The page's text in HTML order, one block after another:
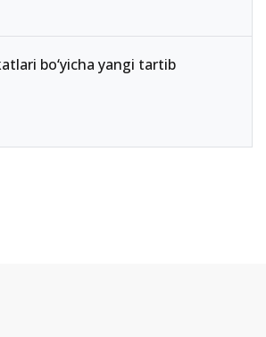
bo‘yicha yangi tartib